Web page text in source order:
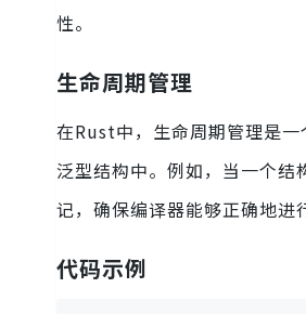
性。
生命周期管理
在Rust中，生命周期管理是一
泛型结构中。例如，当一个结
记，确保编译器能够正确地进
代码示例